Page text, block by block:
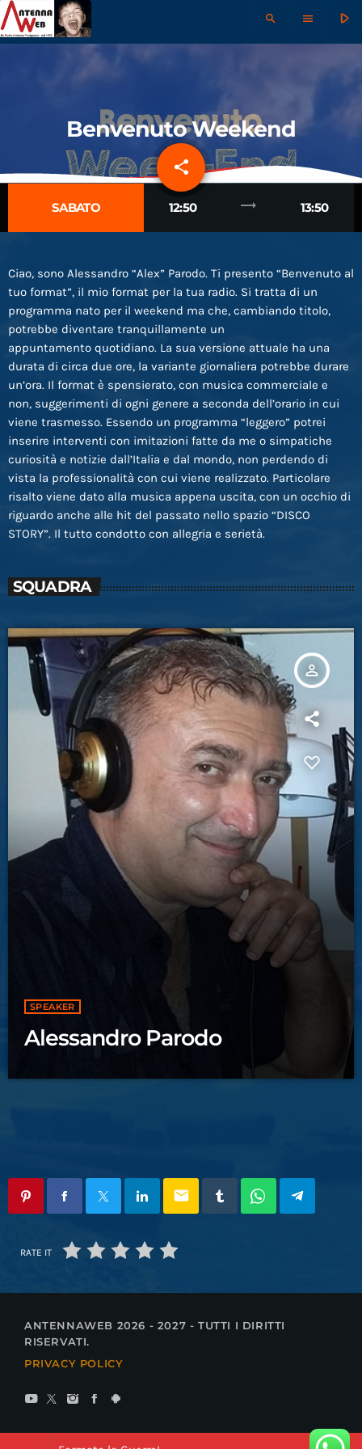
search menu play_arrow
Benvenuto Weekend
share
email
SABATO 12:50 trending_flat 13:50
Ciao, sono Alessandro “Alex” Parodo. Ti presento “Benvenuto al
tuo format”, il mio format per la tua radio. Si tratta di un
programma nato per il weekend ma che, cambiando titolo,
potrebbe diventare tranquillamente un
appuntamento quotidiano. La sua versione attuale ha una
durata di circa due ore, la variante giornaliera potrebbe durare
un’ora. Il format è spensierato, con musica commerciale e
non, suggerimenti di ogni genere a seconda dell’orario in cui
viene trasmesso. Essendo un programma “leggero” potrei
inserire interventi con imitazioni fatte da me o simpatiche
curiosità e notizie dall’Italia e dal mondo, non perdendo di
vista la professionalità con cui viene realizzato. Particolare
risalto viene dato alla musica appena uscita, con un occhio di
riguardo anche alle hit del passato nello spazio “DISCO
STORY”. Il tutto condotto con allegria e serietà.
SQUADRA
person_outline
SPEAKER
Alessandro Parodo
email
RATE IT
ANTENNAWEB 2026 - 2027 - TUTTI I DIRITTI
RISERVATI.
PRIVACY POLICY